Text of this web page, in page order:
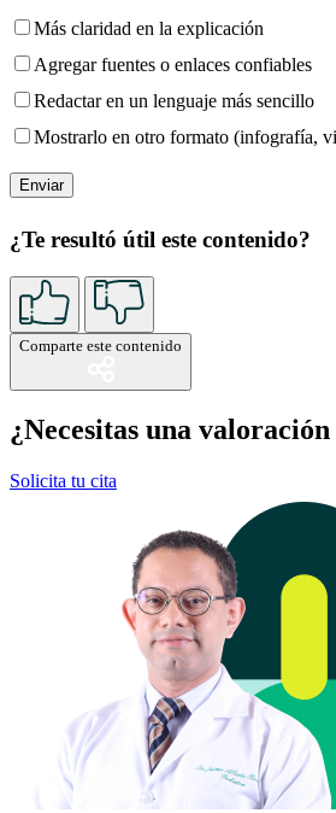
Más claridad en la explicación
Agregar fuentes o enlaces confiables
Redactar en un lenguaje más sencillo
Mostrarlo en otro formato (infografía,
¿Te resultó útil este contenido?
Comparte este contenido
¿Necesitas una
Solicita tu cita